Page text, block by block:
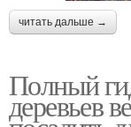
читать дальше →
Полный
деревьев